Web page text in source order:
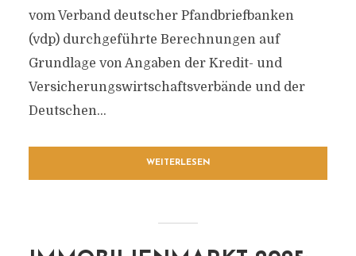
vom Verband deutscher Pfandbriefbanken
(vdp) durchgeführte Berechnungen auf
Grundlage von Angaben der Kredit- und
Versicherungswirtschaftsverbände und der
Deutschen...
WEITERLESEN